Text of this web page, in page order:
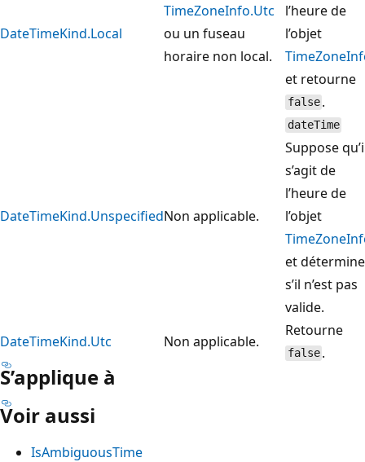
DateTimeKind.Local
TimeZoneInfo.Utc
ou un fuseau
horaire non local.
l’heure de
l’objet
et retourne
false .
DateTimeKind.UnspecifiedNon applicable.
dateTime
Suppose
s’agit de
l’heure de
l’objet
et détermine
s’il n’est pas
valide.
DateTimeKind.Utc
Non applicable.
Retourne
false .
S’applique à
Voir aussi
IsAmbiguousTime